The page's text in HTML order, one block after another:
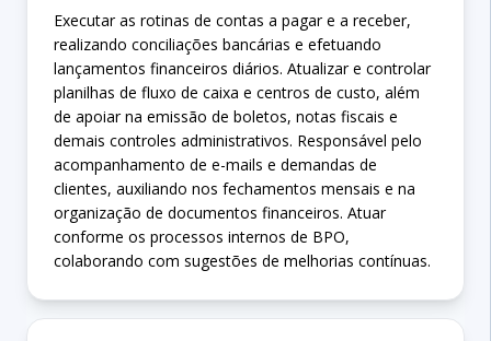
Executar as rotinas de contas a pagar e a receber,
realizando conciliações bancárias e efetuando
lançamentos financeiros diários. Atualizar e controlar
planilhas de fluxo de caixa e centros de custo, além
de apoiar na emissão de boletos, notas fiscais e
demais controles administrativos. Responsável pelo
acompanhamento de e-mails e demandas de
clientes, auxiliando nos fechamentos mensais e na
organização de documentos financeiros. Atuar
conforme os processos internos de BPO,
colaborando com sugestões de melhorias contínuas.